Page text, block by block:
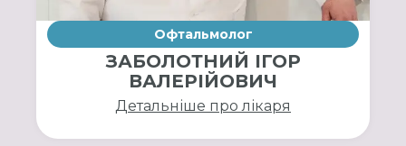
Офтальмолог
ЗАБОЛОТНИЙ ІГОР
ВАЛЕРІЙОВИЧ
Детальніше про лікаря